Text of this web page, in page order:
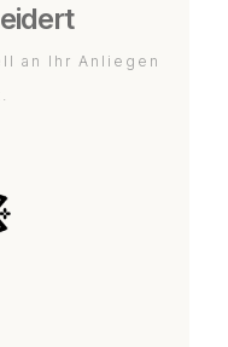
an Ihr Anliegen